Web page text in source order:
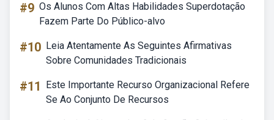
#9 Os Alunos Com Altas Habilidades Superdotação
Fazem Parte Do Público-alvo
#10 Leia Atentamente As Seguintes Afirmativas
Sobre Comunidades Tradicionais
#11
Este Importante Recurso Organizacional Refere
Se Ao Conjunto De Recursos